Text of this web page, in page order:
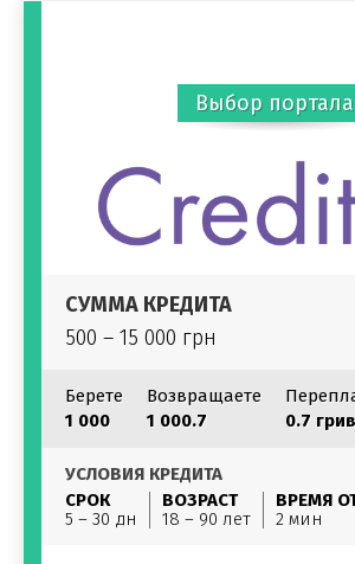
Выбор портала
СУММА КРЕДИТА
500 – 15 000 грн
Берете
1 000
Возвращаете
1 000.7
0.7
УСЛОВИЯ КРЕДИТА
СРОК
5 – 30 дн
ВОЗРАСТ
18 – 90 лет
ВРЕМЯ
2 мин